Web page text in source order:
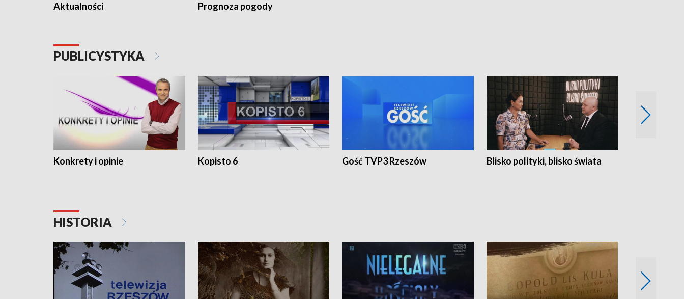
Aktualności Prognoza pogody
PUBLICYSTYKA
Konkrety i opinie Kopisto 6 Gość TVP3 Rzeszów Blisko polityki, blisko świata
HISTORIA